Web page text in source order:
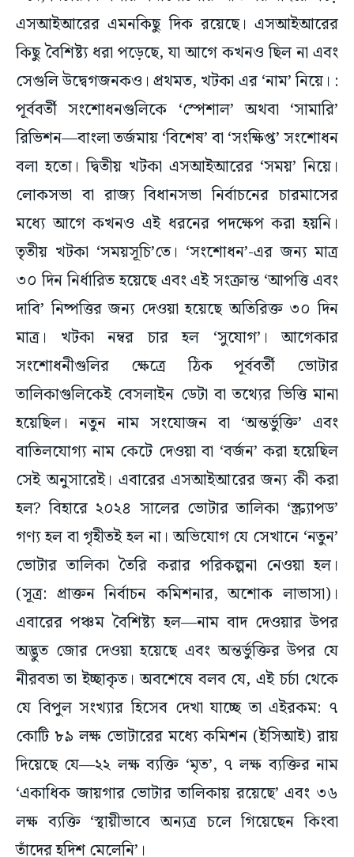
কিছু বৈশিষ্ট্য ধরা পড়েছে, যা আগে কখনও ছিল না এবং
সেগুলি উদ্বেগজনকও। প্রথমত, খটকা এর ‘নাম’ নিয়ে। :
পূর্ববর্তী সংশোধনগুলিকে ‘স্পেশাল’ অথবা ‘সামারি’
রিভিশন—বাংলা তর্জমায় ‘বিশেষ’ বা ‘সংক্ষিপ্ত’ সংশোধন
বলা হতো। দ্বিতীয় খটকা এসআইআরের ‘সময়’ নিয়ে।
লোকসভা বা রাজ্য বিধানসভা নির্বাচনের চারমাসের
মধ্যে আগে কখনও এই ধরনের পদক্ষেপ করা হয়নি।
তৃতীয় খটকা ‘সময়সূচি’তে। ‘সংশোধন’-এর জন্য মাত্র
৩০ দিন নির্ধারিত হয়েছে এবং এই সংক্রান্ত ‘আপত্তি এবং
দাবি’ নিষ্পত্তির জন্য দেওয়া হয়েছে অতিরিক্ত ৩০ দিন
মাত্র। খটকা নম্বর চার হল ‘সুযোগ’। আগেকার
সংশোধনীগুলির ক্ষেত্রে ঠিক পূর্ববর্তী ভোটার
তালিকাগুলিকেই বেসলাইন ডেটা বা তথ্যের ভিত্তি মানা
হয়েছিল। নতুন নাম সংযোজন বা ‘অন্তর্ভুক্তি’ এবং
বাতিলযোগ্য নাম কেটে দেওয়া বা ‘বর্জন’ করা হয়েছিল
সেই অনুসারেই। এবারের এসআইআরের জন্য কী করা
হল? বিহারে ২০২৪ সালের ভোটার তালিকা ‘স্ক্র্যাপড’
গণ্য হল বা গৃহীতই হল না। অভিযোগ যে সেখানে ‘নতুন’
ভোটার তালিকা তৈরি করার পরিকল্পনা নেওয়া হল।
(সূত্র: প্রাক্তন নির্বাচন কমিশনার, অশোক লাভাসা)।
এবারের পঞ্চম বৈশিষ্ট্য হল—নাম বাদ দেওয়ার উপর
অদ্ভুত জোর দেওয়া হয়েছে এবং অন্তর্ভুক্তির উপর যে
নীরবতা তা ইচ্ছাকৃত। অবশেষে বলব যে, এই চর্চা থেকে
যে বিপুল সংখ্যার হিসেব দেখা যাচ্ছে তা এইরকম: ৭
কোটি ৮৯ লক্ষ ভোটারের মধ্যে কমিশন (ইসিআই) রায়
দিয়েছে যে—২২ লক্ষ ব্যক্তি ‘মৃত’, ৭ লক্ষ ব্যক্তির নাম
‘একাধিক জায়গার ভোটার তালিকায় রয়েছে’ এবং ৩৬
লক্ষ ব্যক্তি ‘স্থায়ীভাবে অন্যত্র চলে গিয়েছেন কিংবা
তাঁদের হদিশ মেলেনি’।
কেউ জানে না